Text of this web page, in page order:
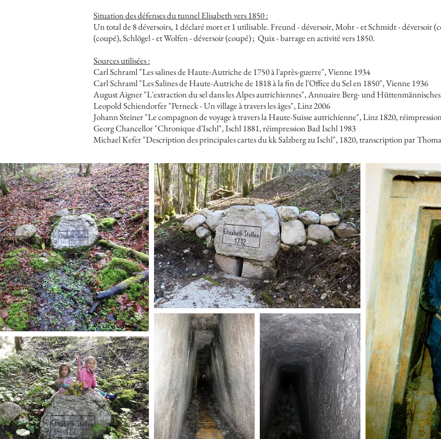
Situation des défenses du tunnel Elisabeth vers 1850 :
Un total de 8 déversoirs, 1 déclaré mort et 1 utilisable. Freund - déversoir, Mohr - et Schmidt - déversoir
(coupé), Schlögel - et Wolfen - déversoir (coupé) ; Quix - barrage en activité vers 1850.
Sources utilisées :
Carl Schraml "Les salines de Haute-Autriche de 1750 à l'après-guerre", Vienne 1934
Carl Schraml "Les Salines de Haute-Autriche de 1818 à la fin de l'Office du Sel en 1850", Vienne 1936
August Aigner "L'extraction du sel dans les Alpes autrichiennes", Annuaire Berg- und
Leopold Schiendorfer "Perneck - Un village à travers les âges", Linz 2006
Johann Steiner "Le compagnon de voyage à travers la Haute-Suisse autrichienne", Linz 1820,
Georg Chancellor "Chronique d'Ischl", Ischl 1881, réimpression Bad Ischl 1983
Michael Kefer "Description des principales cartes du kk Salzberg zu Ischl", 1820, transcription par